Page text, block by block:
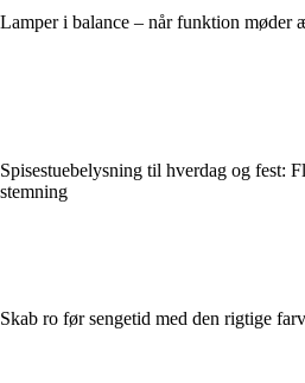
Lamper i balance – når funktion møder
Spisestuebelysning til hverdag og fest:
stemning
Skab ro før sengetid med den rigtige